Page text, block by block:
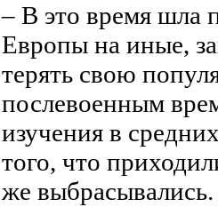
– В это время шла
Европы на иные,
терять свою
послевоенным
изучения в
того, что
же